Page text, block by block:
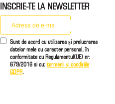
INSCRIE-TE LA NEWSLETTER
Sunt de acord cu utilizarea și prelucrarea
datelor mele cu caracter personal, în
conformitate cu Regulamentul(UE) nr.
679/2016 si cu: termenii și condițiile
GDPR.